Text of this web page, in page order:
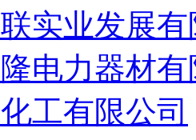
实业发展
电力器材
工有限公司